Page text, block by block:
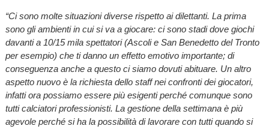
“Ci sono molte situazioni diverse rispetto ai dilettanti. La prima
sono gli ambienti in cui si va a giocare: ci sono stadi dove giochi
davanti a 10/15 mila spettatori (Ascoli e San Benedetto del Tronto
per esempio) che ti danno un effetto emotivo importante; di
conseguenza anche a questo ci siamo dovuti abituare. Un altro
aspetto nuovo è la richiesta dello staff nei confronti dei giocatori,
infatti ora possiamo essere più esigenti perché comunque sono
tutti calciatori professionisti. La gestione della settimana è più
agevole perché si ha la possibilità di lavorare con tutti quando si